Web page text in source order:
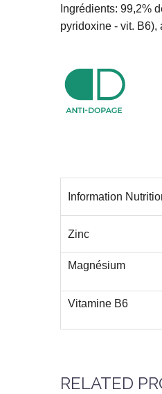
Ingrédients: 99,2%
pyridoxine - vit. B6),
Information
Zinc
Magnésium
Vitamine B6
RELATED